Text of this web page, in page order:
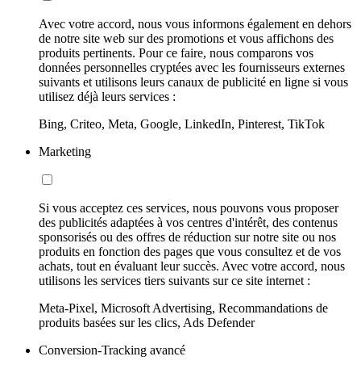
Avec votre accord, nous vous informons également en dehors
de notre site web sur des promotions et vous affichons des
produits pertinents. Pour ce faire, nous comparons vos
données personnelles cryptées avec les fournisseurs externes
suivants et utilisons leurs canaux de publicité en ligne si vous
utilisez déjà leurs services :
Bing, Criteo, Meta, Google, LinkedIn, Pinterest, TikTok
Marketing
Si vous acceptez ces services, nous pouvons vous proposer
des publicités adaptées à vos centres d'intérêt, des contenus
sponsorisés ou des offres de réduction sur notre site ou nos
produits en fonction des pages que vous consultez et de vos
achats, tout en évaluant leur succès. Avec votre accord, nous
utilisons les services tiers suivants sur ce site internet :
Meta-Pixel, Microsoft Advertising, Recommandations de
produits basées sur les clics, Ads Defender
Conversion-Tracking avancé